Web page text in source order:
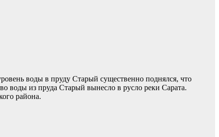
воды в пруду Старый существенно поднялся, что
воды из пруда Старый вынесло в русло реки Сарата.
района.